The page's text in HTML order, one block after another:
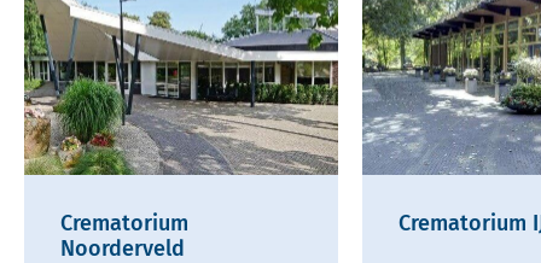
Crematorium
Noorderveld
Crematorium